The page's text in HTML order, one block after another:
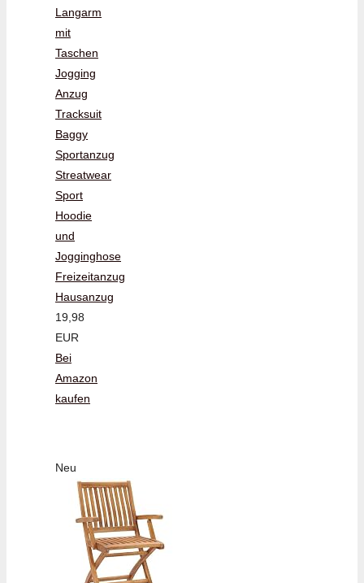
Langarm
mit
Taschen
Jogging
Anzug
Tracksuit
Baggy
Sportanzug
Streatwear
Sport
Hoodie
und
Jogginghose
Freizeitanzug
Hausanzug
19,98
EUR
Bei
Amazon
kaufen
Neu